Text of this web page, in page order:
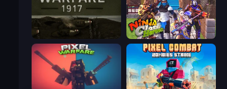
Warfare 1917 Ninja Clash Heroes